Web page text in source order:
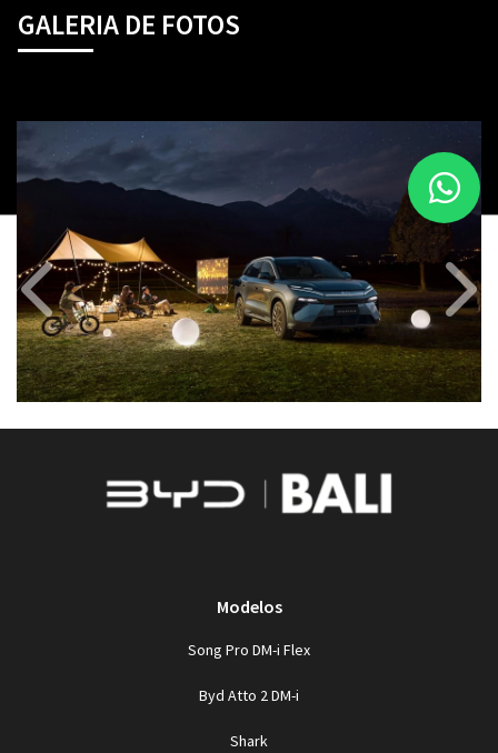
GALERIA DE FOTOS
Anterior
Modelos
Song Pro DM-i Flex
Byd Atto 2 DM-i
Shark